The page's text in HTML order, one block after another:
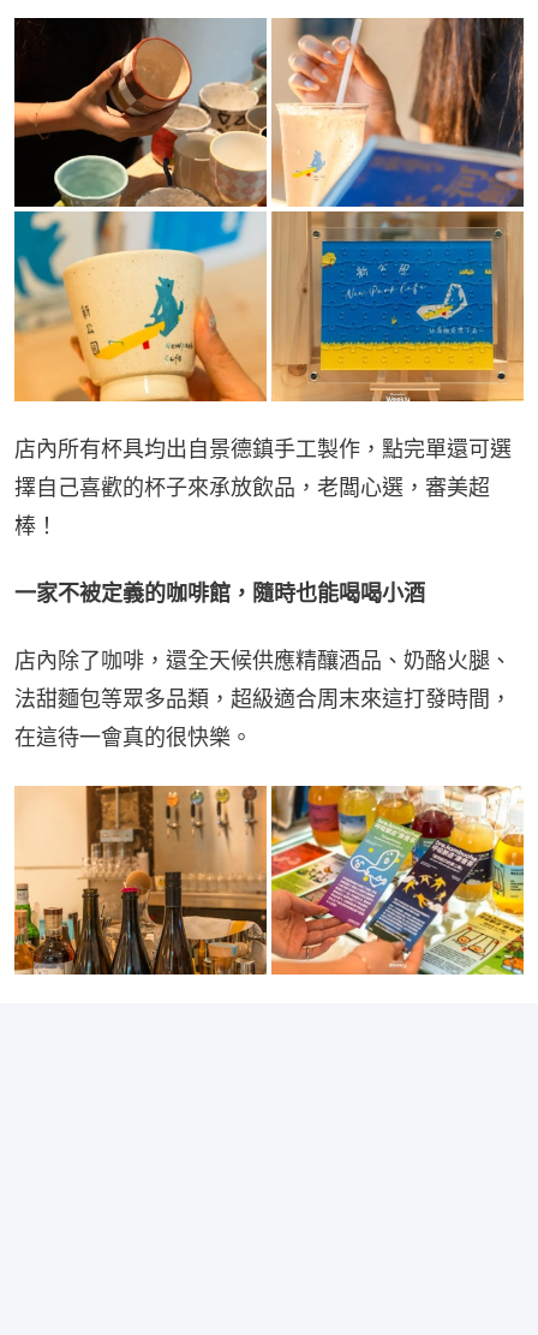
店內所有杯具均出自景德鎮手工製作，點完單還可選
擇自己喜歡的杯子來承放飲品，老闆心選，審美超
棒！
一家不被定義的咖啡館，隨時也能喝喝小酒
店內除了咖啡，還全天候供應精釀酒品、奶酪火腿、
法甜麵包等眾多品類，超級適合周末來這打發時間，
在這待一會真的很快樂。